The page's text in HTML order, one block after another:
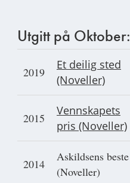
Utgitt på Oktober:
2019
Et deilig sted
(Noveller)
2015
Vennskapets
pris (Noveller)
2014
Askildsens beste
(Noveller)